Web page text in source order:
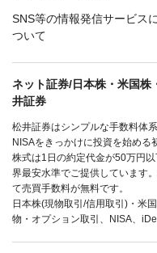
SNS等の情報発信サービス
ついて
ネット証券/日本株・米国株
井証券
松井証券はシンプルな手数料体
NISAをきっかけに投資を始める
株式は1日の約定代金が50万円
界最安水準でご提供しています
て売買手数料が無料です。
日本株(現物取引/信用取引)・米
物・オプション取引、NISA、